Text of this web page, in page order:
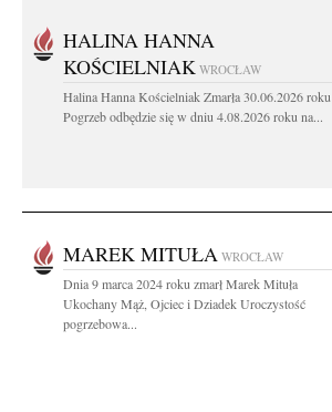
HALINA HANNA
KOŚCIELNIAK WROCŁAW
Halina Hanna Kościelniak Zmarła 30.06.2026 roku
Pogrzeb odbędzie się w dniu 4.08.2026 roku na...
MAREK MITUŁA WROCŁAW
Dnia 9 marca 2024 roku zmarł Marek Mituła
Ukochany Mąż, Ojciec i Dziadek Uroczystość
pogrzebowa...